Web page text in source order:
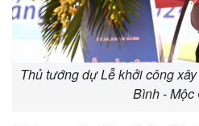
Thủ tướng dự Lễ khởi công
Bình - Mộc